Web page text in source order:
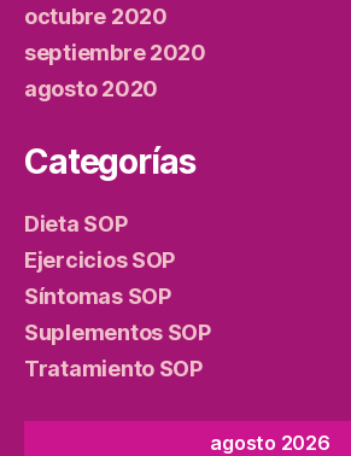
octubre 2020
septiembre 2020
agosto 2020
Categorías
Dieta SOP
Ejercicios SOP
Síntomas SOP
Suplementos SOP
Tratamiento SOP
agosto 2026